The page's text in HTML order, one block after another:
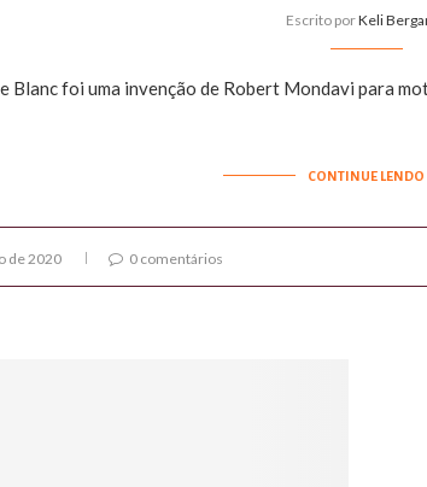
Escrito porKeli
Blanc foi uma invenção de Robert Mondavi para
CONTINUE LENDO
de 2020 0 comentários